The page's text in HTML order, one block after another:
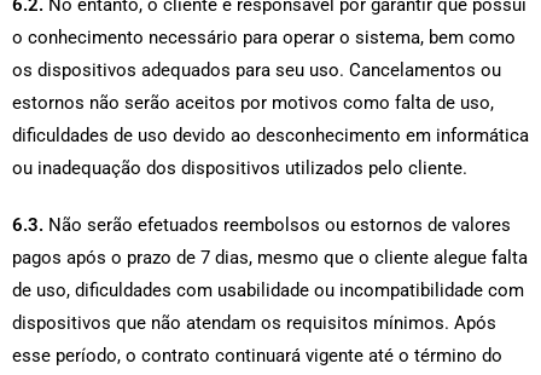
6.2. No entanto, o cliente é responsável por garantir que possui
o conhecimento necessário para operar o sistema, bem como
os dispositivos adequados para seu uso. Cancelamentos ou
estornos não serão aceitos por motivos como falta de uso,
dificuldades de uso devido ao desconhecimento em informática
ou inadequação dos dispositivos utilizados pelo cliente.
6.3. Não serão efetuados reembolsos ou estornos de valores
pagos após o prazo de 7 dias, mesmo que o cliente alegue falta
de uso, dificuldades com usabilidade ou incompatibilidade com
dispositivos que não atendam os requisitos mínimos. Após
esse período, o contrato continuará vigente até o término do